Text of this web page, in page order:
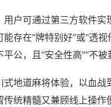
户可通过第三方软件实
存在“牌特别好”或“透
公，且“安全性高”“不被
式地道麻将体验，以血
传统精髓又兼顾线上操